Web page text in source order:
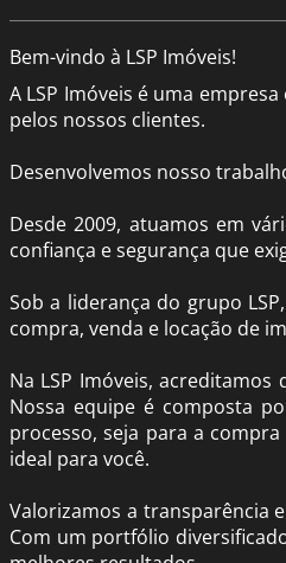
Bem-vindo à LSP Imóveis!
A LSP Imóveis é uma
pelos nossos clientes.
Desenvolvemos nosso
Desde 2009, atuamos em
confiança e segurança que
Sob a liderança do grupo LSP
compra, venda e locação de
Na LSP Imóveis,
Nossa equipe é composta
processo, seja para a
ideal para você.
Valorizamos a transparência
Com um portfólio